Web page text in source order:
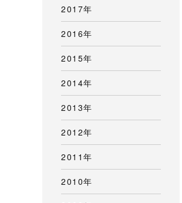
2017年
2016年
2015年
2014年
2013年
2012年
2011年
2010年